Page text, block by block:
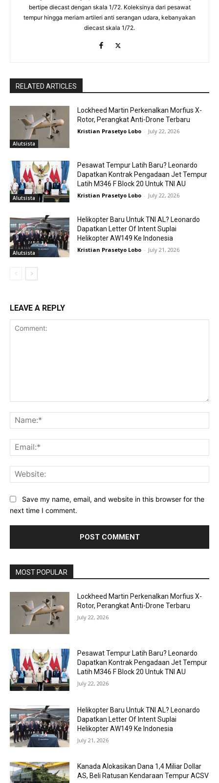
bertipe diecast dengan skala 1/72. Koleksinya dari pesawat
tempur hingga meriam artileri anti serangan udara, kebanyakan
diecast skala 1/72.
RELATED ARTICLES
Alutsista
Lockheed Martin Perkenalkan Morfius X-
Rotor, Perangkat Anti-Drone Terbaru
Kristian Prasetyo Lobo - July 22, 2026
Alutsista
Pesawat Tempur Latih Baru? Leonardo
Dapatkan Kontrak Pengadaan Jet Tempur
Latih M346 F Block 20 Untuk TNI AU
Kristian Prasetyo Lobo - July 22, 2026
Alutsista
Helikopter Baru Untuk TNI AL? Leonardo
Dapatkan Letter Of Intent Suplai
Helikopter AW149 Ke Indonesia
Kristian Prasetyo Lobo - July 21, 2026
LEAVE A REPLY
Save my name, email, and website in this browser for the
next time I comment.
MOST POPULAR
Lockheed Martin Perkenalkan Morfius X-
Rotor, Perangkat Anti-Drone Terbaru
July 22, 2026
Pesawat Tempur Latih Baru? Leonardo
Dapatkan Kontrak Pengadaan Jet Tempur
Latih M346 F Block 20 Untuk TNI AU
July 22, 2026
Helikopter Baru Untuk TNI AL? Leonardo
Dapatkan Letter Of Intent Suplai
Helikopter AW149 Ke Indonesia
July 21, 2026
Kanada Alokasikan Dana 1,4 Miliar Dollar
AS, Beli Ratusan Kendaraan Tempur ACSV